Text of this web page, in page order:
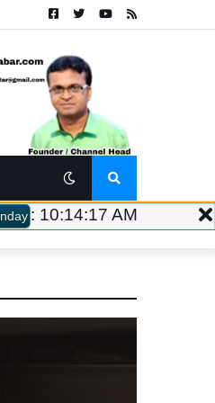
: 10:14:18 AM